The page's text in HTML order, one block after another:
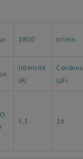
2800 tr/min
Intensité
(A)
(µF)
5,1 16